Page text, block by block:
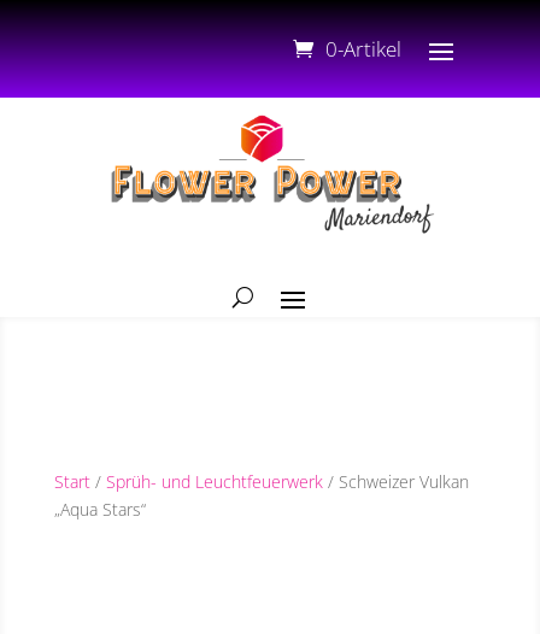
0-Artikel
Start/ Sprüh- und Leuchtfeuerwerk/ Schweizer Vulkan
„Aqua Stars“